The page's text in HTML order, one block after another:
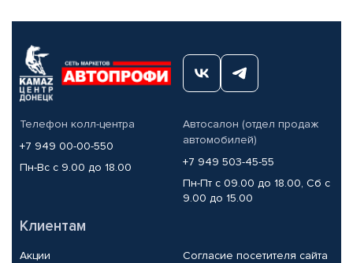
Телефон колл-центра
+7 949 00-00-550
Пн-Вс с 9.00 до 18.00
Автосалон (отдел продаж
автомобилей)
+7 949 503-45-55
Пн-Пт с 09.00 до 18.00, Сб с
9.00 до 15.00
Клиентам
Акции
Согласие посетителя сайта